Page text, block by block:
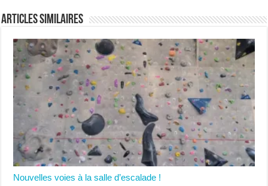
Articles similaires
Nouvelles voies à la salle d’escalade !